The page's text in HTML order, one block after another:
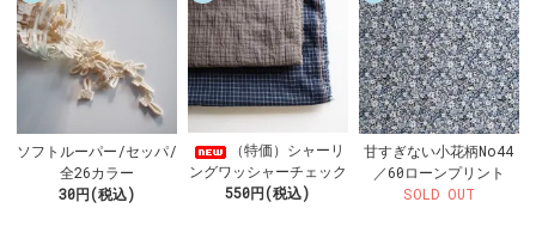
ソフトルーパー/セッパ/
全26カラー
30円(税込)
（特価）シャーリ
ングワッシャーチェック
550円(税込)
甘すぎない小花柄No44
／60ローンプリント
SOLD OUT